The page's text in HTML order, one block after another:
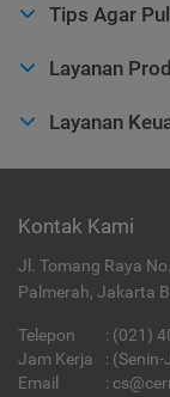
Tips Agar
Layanan
Layanan
Kontak Kami
Jl. Tomang Raya
Palmerah, Jakarta
Telepon : (021)
Jam Kerja
:
Email
: